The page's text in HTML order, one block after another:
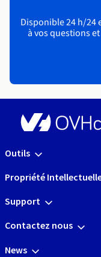
Disponible 24 h/24
à vos questions
Outils
Propriété
Support
Contactez nous
News